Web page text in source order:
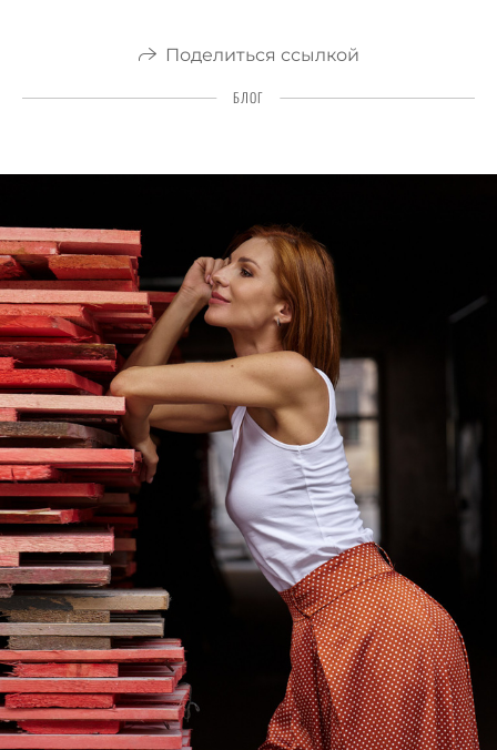
Поделиться ссылкой
БЛОГ